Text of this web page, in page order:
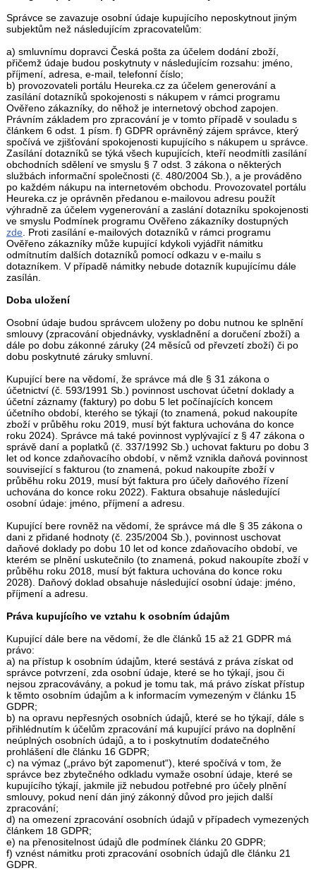
Správce se zavazuje osobní údaje kupujícího neposkytnout jiným
subjektům než následujícím zpracovatelům:
a) smluvnímu dopravci Česká pošta za účelem dodání zboží,
přičemž údaje budou poskytnuty v následujícím rozsahu: jméno,
příjmení, adresa, e-mail, telefonní číslo;
b) provozovateli portálu Heureka.cz za účelem generování a
zasílání dotazníků spokojenosti s nákupem v rámci programu
Ověřeno zákazníky, do něhož je internetový obchod zapojen.
Právním základem pro zpracování je v tomto případě v souladu s
článkem 6 odst. 1 písm. f) GDPR oprávněný zájem správce, který
spočívá ve zjišťování spokojenosti kupujícího s nákupem u správce.
Zasílání dotazníků se týká všech kupujících, kteří neodmítli zasílání
obchodních sdělení ve smyslu § 7 odst. 3 zákona o některých
službách informační společnosti (č. 480/2004 Sb.), a je prováděno
po každém nákupu na internetovém obchodu. Provozovatel portálu
Heureka.cz je oprávněn předanou e-mailovou adresu použít
výhradně za účelem vygenerování a zaslání dotazníku spokojenosti
ve smyslu Podmínek programu Ověřeno zákazníky dostupných
zde. Proti zasílání e-mailových dotazníků v rámci programu
Ověřeno zákazníky může kupující kdykoli vyjádřit námitku
odmítnutím dalších dotazníků pomocí odkazu v e-mailu s
dotazníkem. V případě námitky nebude dotazník kupujícímu dále
zasílán.
Doba uložení
Osobní údaje budou správcem uloženy po dobu nutnou ke splnění
smlouvy (zpracování objednávky, vyskladnění a doručení zboží) a
dále po dobu zákonné záruky (24 měsíců od převzetí zboží) či po
dobu poskytnuté záruky smluvní.
Kupující bere na vědomí, že správce má dle § 31 zákona o
účetnictví (č. 593/1991 Sb.) povinnost uschovat účetní doklady a
účetní záznamy (faktury) po dobu 5 let počínajících koncem
účetního období, kterého se týkají (to znamená, pokud nakoupíte
zboží v průběhu roku 2019, musí být faktura uchována do konce
roku 2024). Správce má také povinnost vyplývající z § 47 zákona o
správě daní a poplatků (č. 337/1992 Sb.) uchovat fakturu po dobu 3
let od konce zdaňovacího období, v němž vznikla daňová povinnost
související s fakturou (to znamená, pokud nakoupíte zboží v
průběhu roku 2019, musí být faktura pro účely daňového řízení
uchována do konce roku 2022). Faktura obsahuje následující
osobní údaje: jméno, příjmení a adresu.
Kupující bere rovněž na vědomí, že správce má dle § 35 zákona o
dani z přidané hodnoty (č. 235/2004 Sb.), povinnost uschovat
daňové doklady po dobu 10 let od konce zdaňovacího období, ve
kterém se plnění uskutečnilo (to znamená, pokud nakoupíte zboží v
průběhu roku 2018, musí být faktura uchována do konce roku
2028). Daňový doklad obsahuje následující osobní údaje: jméno,
příjmení a adresu.
Práva kupujícího ve vztahu k osobním údajům
Kupující dále bere na vědomí, že dle článků 15 až 21 GDPR má
právo:
a) na přístup k osobním údajům, které sestává z práva získat od
správce potvrzení, zda osobní údaje, které se ho týkají, jsou či
nejsou zpracovávány, a pokud je tomu tak, má právo získat přístup
k těmto osobním údajům a k informacím vymezeným v článku 15
GDPR;
b) na opravu nepřesných osobních údajů, které se ho týkají, dále s
přihlédnutím k účelům zpracování má kupující právo na doplnění
neúplných osobních údajů, a to i poskytnutím dodatečného
prohlášení dle článku 16 GDPR;
c) na výmaz („právo být zapomenut“), které spočívá v tom, že
správce bez zbytečného odkladu vymaže osobní údaje, které se
kupujícího týkají, jakmile již nebudou potřebné pro účely plnění
smlouvy, pokud není dán jiný zákonný důvod pro jejich další
zpracování;
d) na omezení zpracování osobních údajů v případech vymezených
článkem 18 GDPR;
e) na přenositelnost údajů dle podmínek článku 20 GDPR;
f) vznést námitku proti zpracování osobních údajů dle článku 21
GDPR.